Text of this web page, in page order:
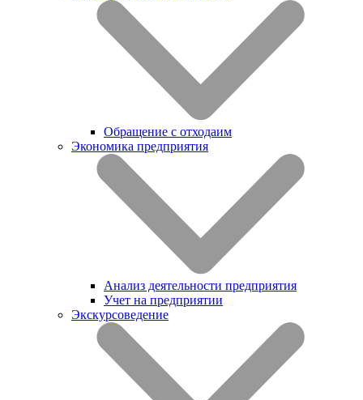
Обращение с отходаим
Экономика предприятия
Анализ деятельности предприятия
Учет на предприятии
Экскурсоведение